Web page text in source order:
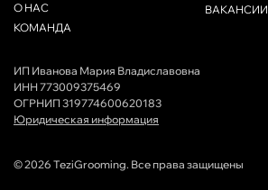
О НАС
КОМАНДА
ВАКАНСИИ
ИП Иванова Мария Владиславовна
ИНН 773009375469
ОГРНИП 319774600620183
Юридическая информация
© 2026 TeziGrooming. Все права защищены